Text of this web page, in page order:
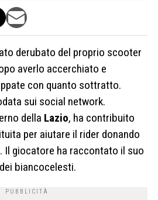
derubato del proprio scooter
averlo accerchiato e
con quanto sottratto.
sui social network.
della Lazio, ha contribuito
per aiutare il rider donando
Il giocatore ha raccontato il suo
biancocelesti.